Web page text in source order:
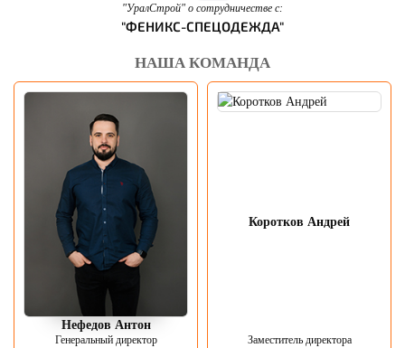
"УралСтрой" о сотрудничестве с:
"ФЕНИКС-СПЕЦОДЕЖДА"
НАША КОМАНДА
Нефедов Антон
Генеральный директор
Коротков Андрей
Заместитель директора